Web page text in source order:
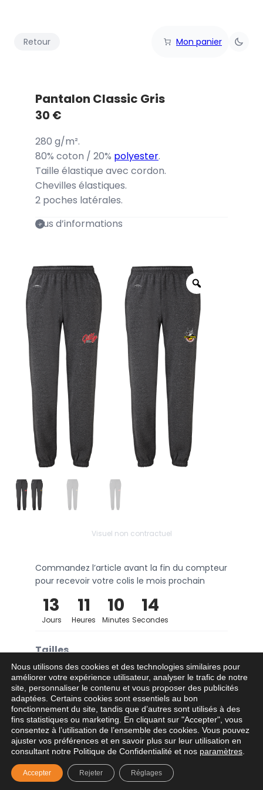
Retour Mon panier
Pantalon Classic Gris
30 €
280 g/m².
80% coton / 20% polyester.
Taille élastique avec cordon.
Chevilles élastiques.
2 poches latérales.
Plus d’informations
Visuel non contractuel
Commandez l’article avant la fin du compteur
pour recevoir votre colis le mois prochain
13
Jours
11
Heures
10
Minutes
14
Secondes
Tailles
S M L XL 2XL
− + Ajouter au panier
Nous utilisons des cookies et des technologies similaires pour
améliorer votre expérience utilisateur, analyser le trafic de notre
site, personnaliser le contenu et vous proposer des publicités
adaptées. Certains cookies sont essentiels au bon
fonctionnement du site, tandis que d’autres sont utilisés à des
fins statistiques ou marketing. En cliquant sur "Accepter", vous
consentez à l’utilisation de l’ensemble des cookies. Vous pouvez
ajuster vos préférences et en savoir plus sur leur utilisation en
consultant notre Politique de Confidentialité et nos paramètres
Accepter Rejeter Réglages